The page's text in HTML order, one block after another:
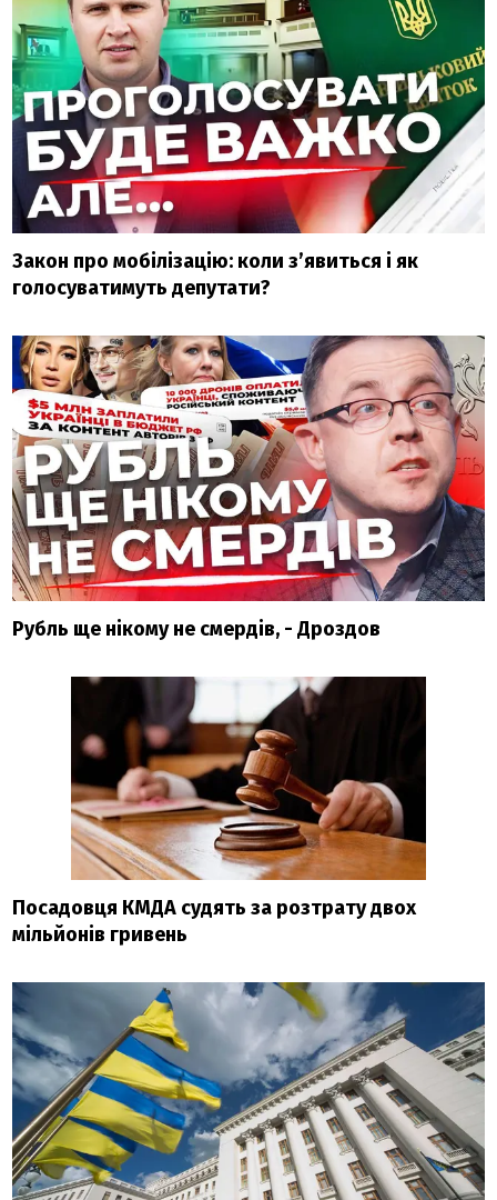
Закон про мобілізацію: коли з’явиться і як
голосуватимуть депутати?
Рубль ще нікому не смердів, - Дроздов
Посадовця КМДА судять за розтрату двох
мільйонів гривень